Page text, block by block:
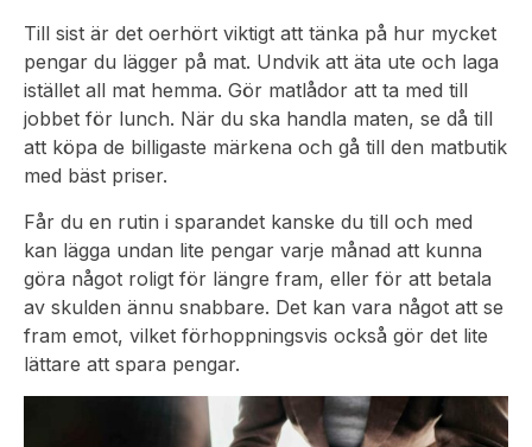
Till sist är det oerhört viktigt att tänka på hur mycket
pengar du lägger på mat. Undvik att äta ute och laga
istället all mat hemma. Gör matlådor att ta med till
jobbet för lunch. När du ska handla maten, se då till
att köpa de billigaste märkena och gå till den matbutik
med bäst priser.
Får du en rutin i sparandet kanske du till och med
kan lägga undan lite pengar varje månad att kunna
göra något roligt för längre fram, eller för att betala
av skulden ännu snabbare. Det kan vara något att se
fram emot, vilket förhoppningsvis också gör det lite
lättare att spara pengar.